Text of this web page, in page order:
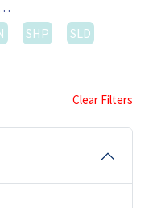
…
SHP
SLD
Clear Filters